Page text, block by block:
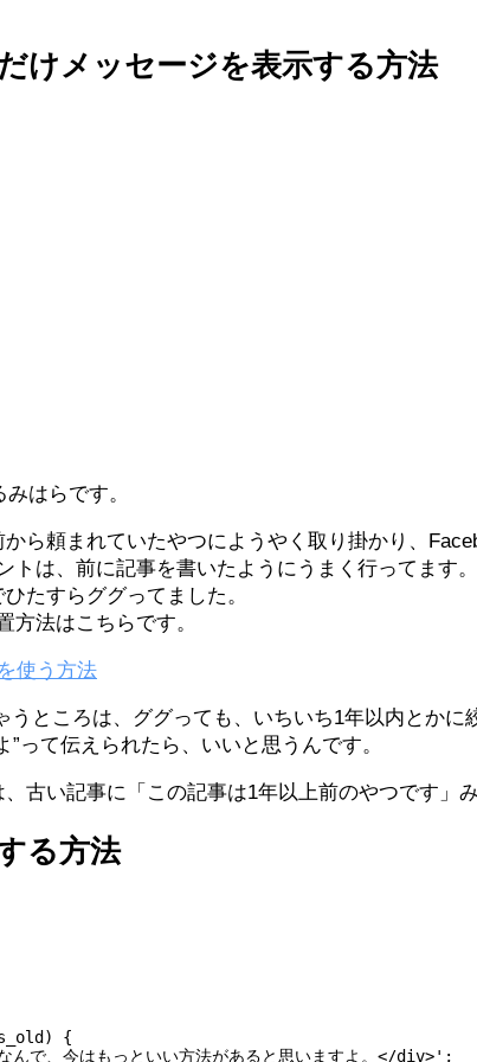
けメッセージを表示する方法
はらです。
ら頼まれていたやつにようやく取り掛かり、
は、前に記事を書いたようにうまく行ってます。
たすらググってました。
法はこちらです。
使う方法
ところは、ググっても、いちいち1年以内とかに
って伝えられたら、いいと思うんです。
古い記事に「この記事は1年以上前のやつです」
る方法
{
で、今はもっといい方法があると思いますよ。</div>';